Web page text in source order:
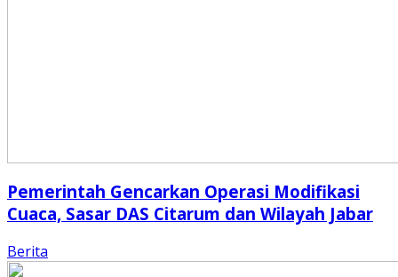
Pemerintah Gencarkan Operasi Modifikasi
Cuaca, Sasar DAS Citarum dan Wilayah Jabar
Berita